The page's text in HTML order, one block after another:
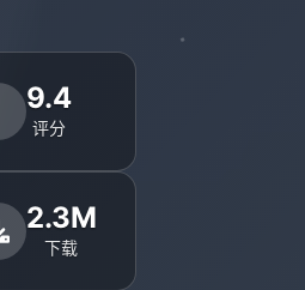
9.4
评分
2.3M
下载